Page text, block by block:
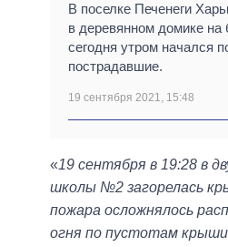
В поселке Печенеги
в деревянном домике на
сегодня утром начался
пострадавшие.
19 сентября 2021, 15:48
«19 сентября в 19:28 в
школы №2 загорелась
пожара осложнялось
огня по пустотам крыши